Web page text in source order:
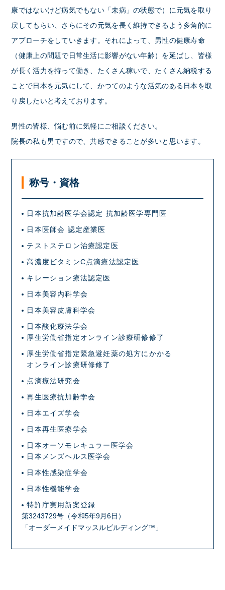
康ではないけど病気でもない「未病」の状態で）に元気を取り
戻してもらい、さらにその元気を長く維持できるよう多角的に
アプローチをしていきます。それによって、男性の健康寿命
（健康上の問題で日常生活に影響がない年齢）を延ばし、皆様
が長く活力を持って働き、たくさん稼いで、たくさん納税する
ことで日本を元気にして、かつてのような活気のある日本を取
り戻したいと考えております。
男性の皆様、悩む前に気軽にご相談ください。
院長の私も男ですので、共感できることが多いと思います。
称号・資格
日本抗加齢医学会認定 抗加齢医学専門医
日本医師会 認定産業医
テストステロン治療認定医
高濃度ビタミンC点滴療法認定医
キレーション療法認定医
日本美容内科学会
日本美容皮膚科学会
日本酸化療法学会
厚生労働省指定オンライン診療研修修了
厚生労働省指定緊急避妊薬の処方にかかる
オンライン診療研修修了
点滴療法研究会
再生医療抗加齢学会
日本エイズ学会
日本再生医療学会
日本オーソモレキュラー医学会
日本メンズヘルス医学会
日本性感染症学会
日本性機能学会
特許庁実用新案登録
第3243729号（令和5年9月6日）
「オーダーメイドマッスルビルディング™」